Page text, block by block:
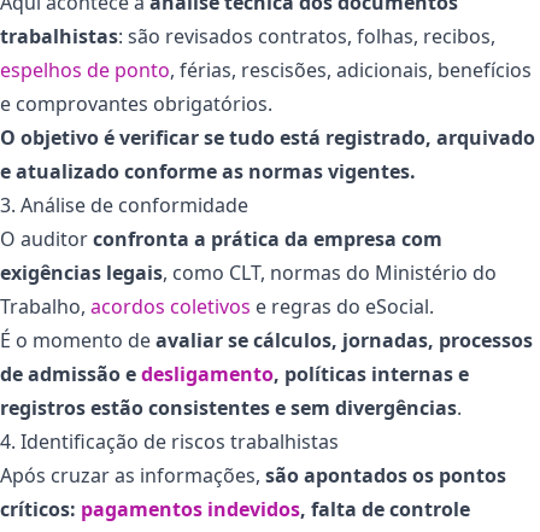
trabalhistas: são revisados contratos, folhas, recibos,
espelhos de ponto, férias, rescisões, adicionais, benefícios
e comprovantes obrigatórios.
O objetivo é verificar se tudo está registrado, arquivado
e atualizado conforme as normas vigentes.
3. Análise de conformidade
O auditorconfronta a prática da empresa com
exigências legais, como CLT, normas do Ministério do
Trabalho, acordos coletivos e regras do eSocial.
É o momento deavaliar se cálculos, jornadas, processos
de admissão edesligamento, políticas internas e
registros estão consistentes e sem divergências.
4. Identificação de riscos trabalhistas
Após cruzar as informações, são apontados os pontos
críticos: pagamentos indevidos, falta de controle